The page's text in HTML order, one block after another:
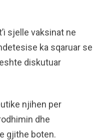
sjelle vaksinat ne
ka sqaruar se
diskutuar
njihen per
dhe
gjithe boten.